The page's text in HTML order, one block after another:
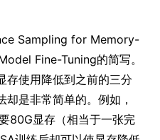
Sampling for Memory-
Fine-Tuning的简写。
存使用降低到之前的三分
是非常简单的。例如，
80G显存（相当于一张完